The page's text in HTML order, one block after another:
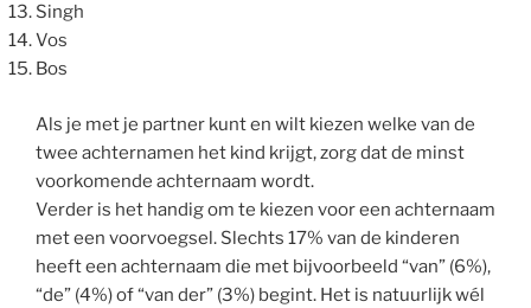
Singh
Vos
Bos
Als je met je partner kunt en wilt kiezen welke van de
twee achternamen het kind krijgt, zorg dat de minst
voorkomende achternaam wordt.
Verder is het handig om te kiezen voor een achternaam
met een voorvoegsel. Slechts 17% van de kinderen
heeft een achternaam die met bijvoorbeeld “van” (6%),
“de” (4%) of “van der” (3%) begint. Het is natuurlijk wél